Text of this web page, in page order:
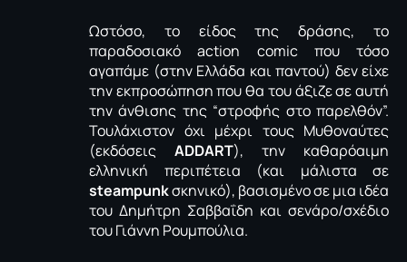
Ωστόσο, το είδος της δράσης, το
παραδοσιακό action comic που τόσο
αγαπάμε (στην Ελλάδα και παντού) δεν είχε
την εκπροσώπηση που θα του άξιζε σε αυτή
την άνθισης της “στροφής στο παρελθόν”.
Τουλάχιστον όχι μέχρι τους Μυθοναύτες
(εκδόσεις ADDART), την καθαρόαιμη
ελληνική περιπέτεια (και μάλιστα σε
steampunkσκηνικό), βασισμένο σε μια ιδέα
του Δημήτρη Σαββαΐδη και σενάρο/σχέδιο
του Γιάννη Ρουμπούλια.